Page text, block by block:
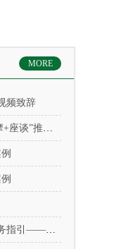
MORE
频致辞
理提档升级
案例的深度解析